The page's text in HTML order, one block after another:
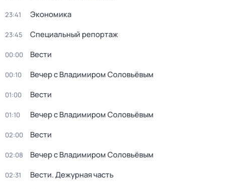
23:41 Экономика
23:45 Специальный репортаж
00:00 Вести
00:10 Вечер с Владимиром Соловьёвым
01:00 Вести
01:10 Вечер с Владимиром Соловьёвым
02:00 Вести
02:08 Вечер с Владимиром Соловьёвым
02:31 Вести. Дежурная часть